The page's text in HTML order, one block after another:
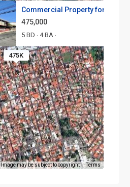
475K
Commercial Property for sale i...
475,000
5 BD · 4 BA ·
Image may be subject to copyright Terms